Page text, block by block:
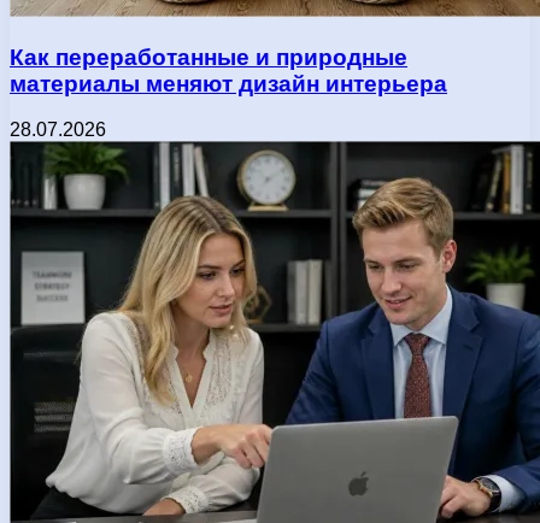
Как переработанные и природные
материалы меняют дизайн интерьера
28.07.2026